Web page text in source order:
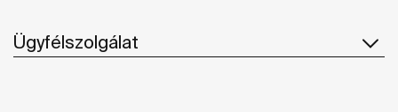
Ügyfélszolgálat